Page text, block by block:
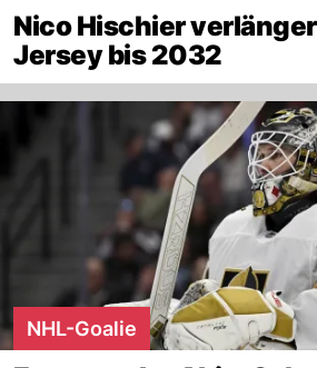
Nico Hischier
Jersey bis 2032
NHL-Goalie